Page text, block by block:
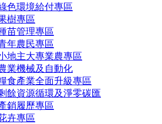
色環境給付專區
樹專區
苗管理專區
年農民專區
地主大專業農專區
業機械及自動化
食產業全面升級專區
餘資源循環及淨零碳匯
銷履歷專區
卉專區